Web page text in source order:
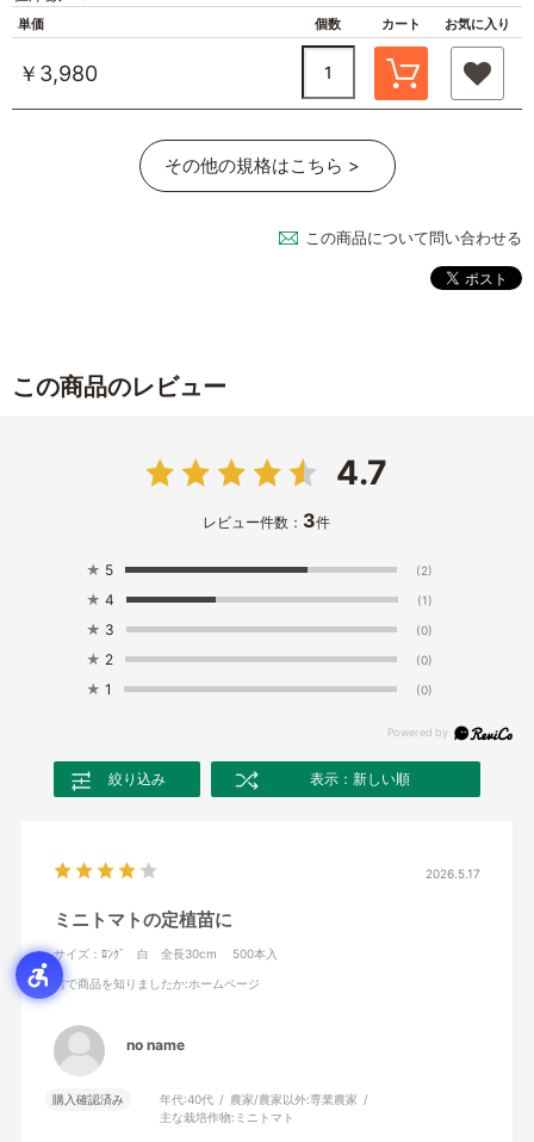
単価 個数 カート お気に入り
￥3,980
その他の規格はこちら >
この商品について問い合わせる
この商品のレビュー
4.7
レビュー件数： 3件
★ 5 (2)
★ 4 (1)
★ 3 (0)
★ 2 (0)
★ 1 (0)
絞り込み 表示：新しい順
2026.5.17
ミニトマトの定植苗に
サイズ：ﾛﾝｸﾞ 白 全長30cm 500本入
何で商品を知りましたか:ホームページ
no name
購入確認済み 年代:40代 農家/農家以外:専業農家
主な栽培作物: ミニトマト